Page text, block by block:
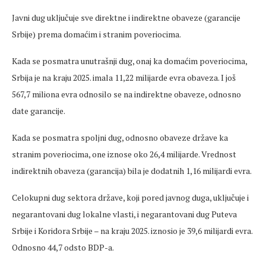
Javni dug uključuje sve direktne i indirektne obaveze (garancije
Srbije) prema domaćim i stranim poveriocima.
Kada se posmatra unutrašnji dug, onaj ka domaćim poveriocima,
Srbija je na kraju 2025. imala 11,22 milijarde evra obaveza. I još
567,7 miliona evra odnosilo se na indirektne obaveze, odnosno
date garancije.
Kada se posmatra spoljni dug, odnosno obaveze države ka
stranim poveriocima, one iznose oko 26,4 milijarde. Vrednost
indirektnih obaveza (garancija) bila je dodatnih 1,16 milijardi evra.
Celokupni dug sektora države, koji pored javnog duga, uključuje i
negarantovani dug lokalne vlasti, i negarantovani dug Puteva
Srbije i Koridora Srbije – na kraju 2025. iznosio je 39,6 milijardi evra.
Odnosno 44,7 odsto BDP-a.